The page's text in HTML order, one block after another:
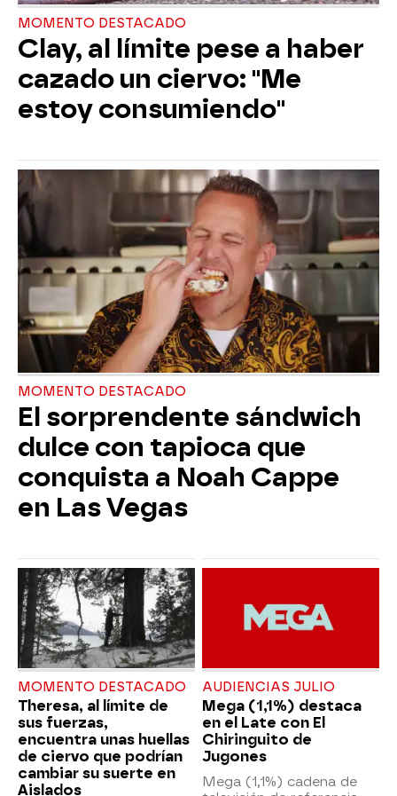
MOMENTO DESTACADO
Clay, al límite pese a haber
cazado un ciervo: "Me
estoy consumiendo"
MOMENTO DESTACADO
El sorprendente sándwich
dulce con tapioca que
conquista a Noah Cappe
en Las Vegas
MOMENTO DESTACADO
Theresa, al límite de
sus fuerzas,
encuentra unas huellas
de ciervo que podrían
cambiar su suerte en
Aislados
AUDIENCIAS JULIO
Mega (1,1%) destaca
en el Late con El
Chiringuito de
Jugones
Mega (1,1%) cadena de